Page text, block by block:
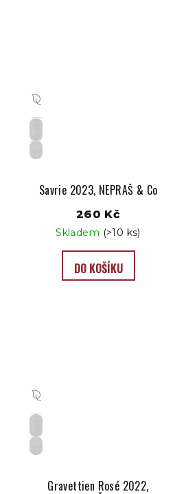
Suché
CZ
Savrie 2023, NEPRAŠ & Co
260 Kč
Skladem (>10 ks)
DO KOŠÍKU
Suché
CZ
Gravettien Rosé 2022,